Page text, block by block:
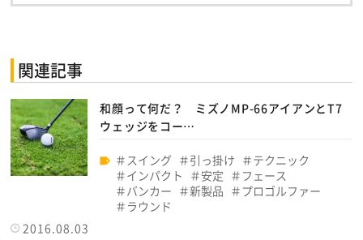
関連記事
和顔って何だ？ ミズノMP-66アイアンとT7
ウェッジをコー…
スイング 引っ掛け
テクニック
インパクト
安定
フェース
バンカー
新製品
プロゴルファー
ラウンド
2016.08.03